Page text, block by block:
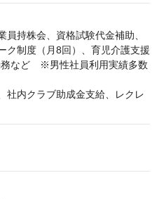
持株会、資格試験代金補助、
ク制度（月8回）、育児介護支援
など　※男性社員利用実績多数
社内クラブ助成金支給、レクレ